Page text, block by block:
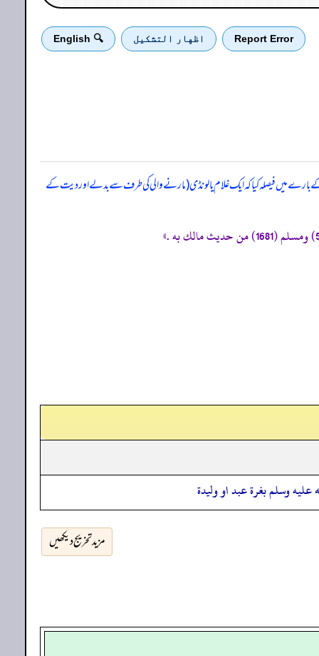
Report Error اظهار التشكيل 🔍 English
میں فیصلہ کیا کہ ایک غلام یا لونڈی (مارنے والی کی طرف سے بدلے اور دیت کے
وسلم بغرة عبد او وليدة
مزید تخریج دیکھیں